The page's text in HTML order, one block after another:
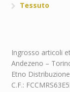
Tessuto
Ingrosso articoli
Andezeno –
Etno
C.F.: